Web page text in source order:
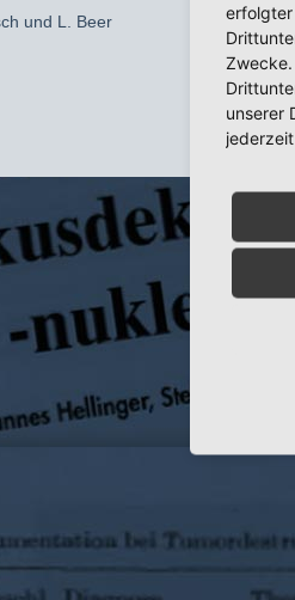
und L. Beer
unserer